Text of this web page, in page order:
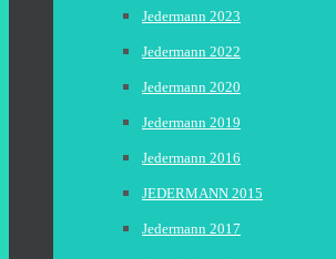
Jedermann 2023
Jedermann 2022
Jedermann 2020
Jedermann 2019
Jedermann 2016
JEDERMANN 2015
Jedermann 2017